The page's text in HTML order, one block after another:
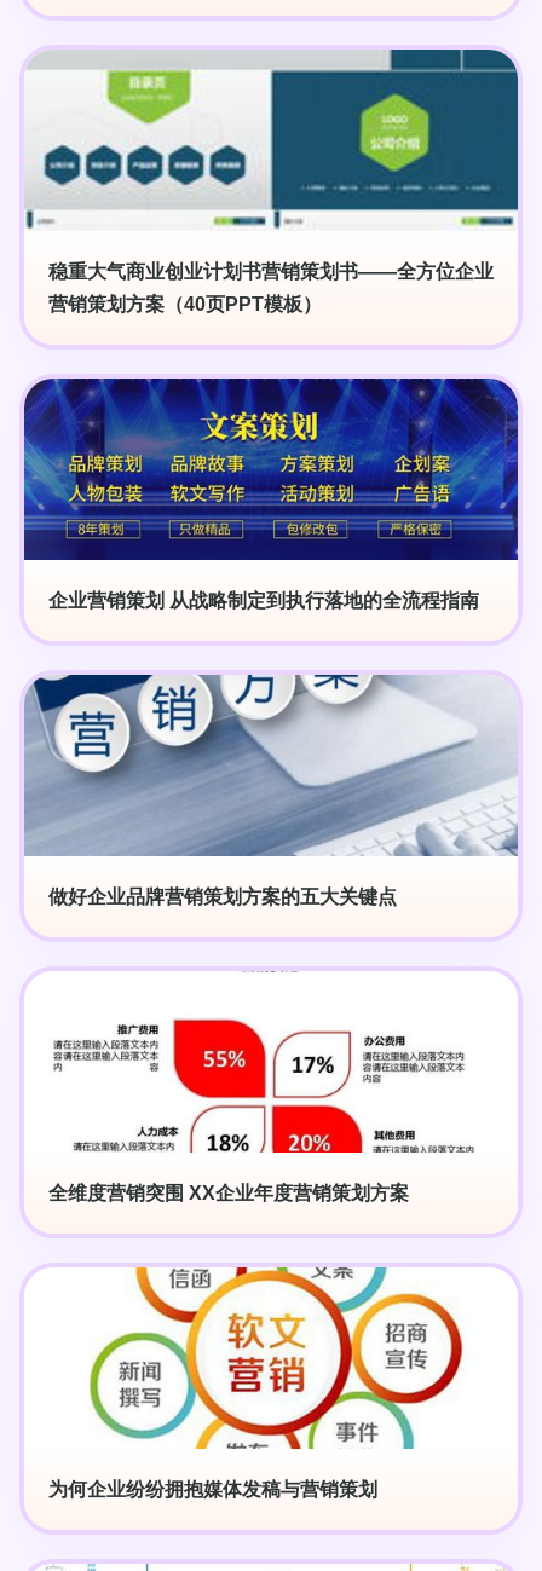
稳重大气商业创业计划书营销策划书——全方位企业
营销策划方案（40页PPT模板）
企业营销策划 从战略制定到执行落地的全流程指南
做好企业品牌营销策划方案的五大关键点
全维度营销突围 XX企业年度营销策划方案
为何企业纷纷拥抱媒体发稿与营销策划